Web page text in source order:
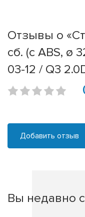
Отзывы о
сб. (с ABS, ø
03-12 / Q3
Добавить отзыв
Вы недавно